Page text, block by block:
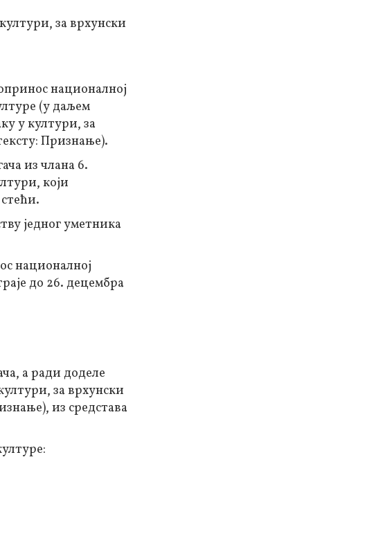
за врхунски
националној
(у даљем
у култури, за
Признање).
из члана 6.
који
једног уметника
националној
до 26. децембра
а ради доделе
за врхунски
из средстава